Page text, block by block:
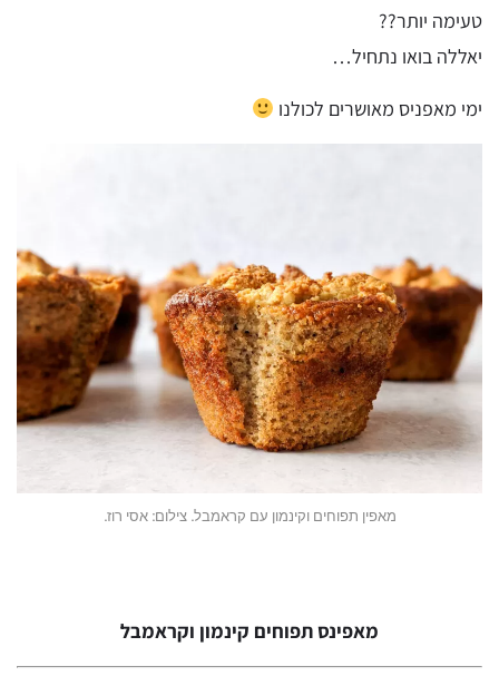
טעימה יותר??
יאללה בואו נתחיל…
ימי מאפניס מאושרים לכולנו
מאפין תפוחים וקינמון עם קראמבל. צילום: אסי רוז.
מאפינס תפוחים קינמון וקראמבל